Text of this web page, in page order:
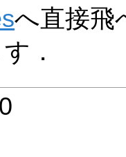
へ直接飛
．